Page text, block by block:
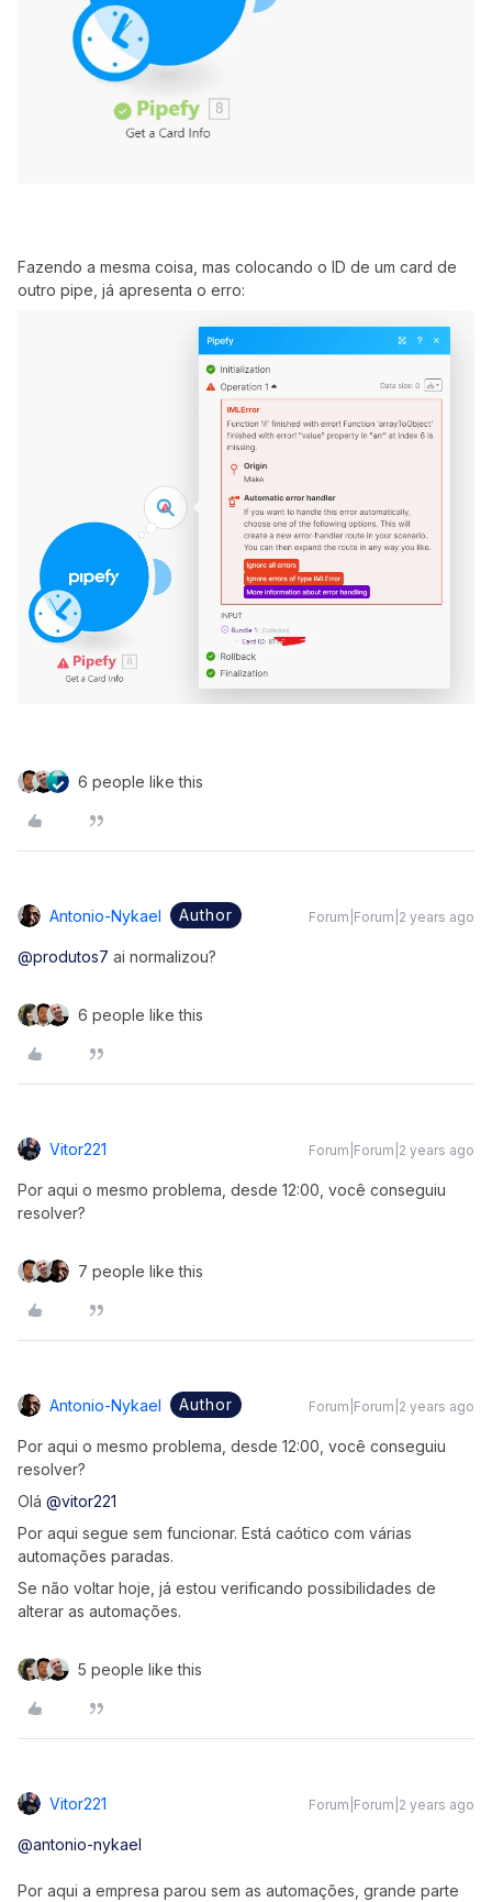
Fazendo a mesma coisa, mas colocando o ID de um card de
outro pipe, já apresenta o erro:
6 people like this
Antonio-Nykael Author Forum|Forum|2 years ago
@produtos7 ai normalizou?
6 people like this
Vitor221 Forum|Forum|2 years ago
Por aqui o mesmo problema, desde 12:00, você conseguiu
resolver?
7 people like this
Antonio-Nykael Author Forum|Forum|2 years ago
Por aqui o mesmo problema, desde 12:00, você conseguiu
resolver?
Olá @vitor221
Por aqui segue sem funcionar. Está caótico com várias
automações paradas.
Se não voltar hoje, já estou verificando possibilidades de
alterar as automações.
5 people like this
Vitor221 Forum|Forum|2 years ago
@antonio-nykael
Por aqui a empresa parou sem as automações, grande parte